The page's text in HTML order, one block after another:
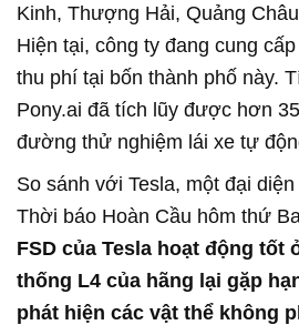
Kinh, Thượng Hải, Quảng
Hiện tại, công ty đang cung
thu phí tại bốn thành phố này.
Pony.ai đã tích lũy được hơn
đường thử nghiệm lái xe tự
So sánh với Tesla, một đại
Thời báo Hoàn Cầu hôm thứ
FSD của Tesla hoạt động tốt
thống L4 của hãng lại gặp
phát hiện các vật thể không